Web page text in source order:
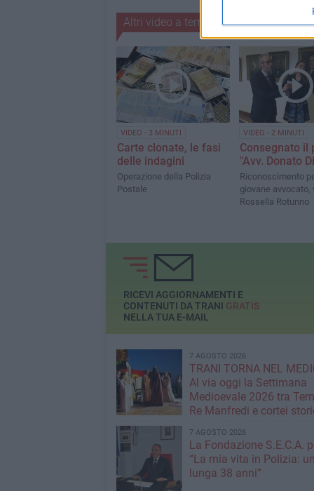
Altri video a tema
VIDEO - 3 MINUTI
Carte clonate, le fasi
delle indagini
Operazione della Polizia
Postale
VIDEO - 2 MINUTI
Consegnato il
"Avv. Donato
Riconoscimento
giovane avvocato,
Rossella Rotunno
RICEVI AGGIORNAMENTI E
CONTENUTI DA TRANI GRATIS
NELLA TUA E-MAIL
7 AGOSTO 2026
TRANI TORNA NEL
Al via oggi la Settimana
Medioevale 2026 tra
Re Manfredi e cortei
7 AGOSTO 2026
La Fondazione S.E.C.A.
“La mia vita in Polizia:
lunga 38 anni”